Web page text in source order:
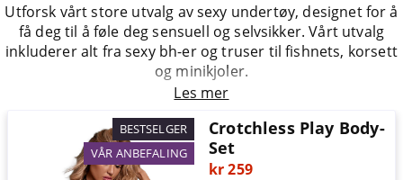
Utforsk vårt store utvalg av sexy undertøy, designet for å
få deg til å føle deg sensuell og selvsikker. Vårt utvalg
inkluderer alt fra sexy bh-er og truser til fishnets, korsett
og minikjoler.
Les mer
BESTSELGER
VÅR ANBEFALING
Crotchless Play Body-
Set
kr 259